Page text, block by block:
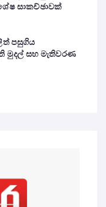
සාකච්ඡාවක්
පසුගිය
මුදල් සහ මැතිවරණ